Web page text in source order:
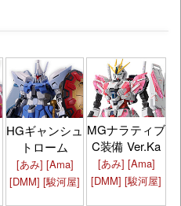
HGギャンシュ
トローム
[あみ] [Ama]
[DMM] [駿河屋]
MGナラティブ
C装備 Ver.Ka
[あみ] [Ama]
[DMM] [駿河屋]